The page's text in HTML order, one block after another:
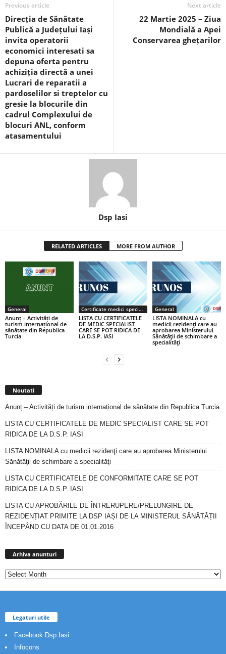
Previous article
Direcția de Sănătate
Publică a Județului Iași
invita operatorii
economici interesati sa
depuna oferta pentru
achiziția directă a unei
Lucrari de reparatii a
pardoselilor si treptelor cu
gresie la blocurile din
cadrul Complexului de
blocuri ANL, conform
atasamentului
Next article
22 Martie 2025 – Ziua
Mondială a Apei
Conservarea ghețarilor
Dsp Iasi
RELATED ARTICLES MORE FROM AUTHOR
General
Anunț – Activități de
turism internațional de
sănătate din Republica
Turcia
Certificate medici specialiști / primari
LISTA CU CERTIFICATELE
DE MEDIC SPECIALIST
CARE SE POT RIDICA DE
LA D.S.P. IASI
General
LISTA NOMINALA cu
medicii rezidenţi care au
aprobarea Ministerului
Sănătăţii de schimbare a
specialităţi
Noutati
Anunț – Activități de turism internațional de sănătate din Republica Turcia
LISTA CU CERTIFICATELE DE MEDIC SPECIALIST CARE SE POT
RIDICA DE LA D.S.P. IASI
LISTA NOMINALA cu medicii rezidenţi care au aprobarea Ministerului
Sănătăţii de schimbare a specialităţi
LISTA CU CERTIFICATELE DE CONFORMITATE CARE SE POT
RIDICA DE LA D.S.P. IASI
LISTA CU APROBĂRILE DE ÎNTRERUPERE/PRELUNGIRE DE
REZIDENȚIAT PRIMITE LA DSP IAȘI DE LA MINISTERUL SĂNĂTĂȚII
ÎNCEPÂND CU DATA DE 01.01.2016
Arhiva anunturi
Legaturi utile
Facebook Dsp Iasi
Infocons